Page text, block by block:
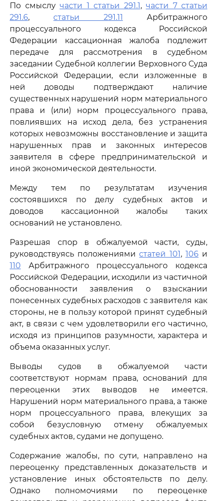
По смыслу части 1 статьи 291.1, части 7 статьи
291.6,статьи 291.11 Арбитражного
процессуального кодекса Российской
Федерации кассационная жалоба подлежит
передаче для рассмотрения в судебном
заседании Судебной коллегии Верховного Суда
Российской Федерации, если изложенные в
ней доводы подтверждают наличие
существенных нарушений норм материального
права и (или) норм процессуального права,
повлиявших на исход дела, без устранения
которых невозможны восстановление и защита
нарушенных прав и законных интересов
заявителя в сфере предпринимательской и
иной экономической деятельности.
Между тем по результатам изучения
состоявшихся по делу судебных актов и
доводов кассационной жалобы таких
оснований не установлено.
Разрешая спор в обжалуемой части, суды,
руководствуясь положениямистатей 101, 106и
110 Арбитражного процессуального кодекса
Российской Федерации, исходили из частичной
обоснованности заявления о взыскании
понесенных судебных расходов с заявителя как
стороны, не в пользу которой принят судебный
акт, в связи с чем удовлетворили его частично,
исходя из принципов разумности, характера и
объема оказанных услуг.
Выводы судов в обжалуемой части
соответствуют нормам права, оснований для
переоценки этих выводов не имеется.
Нарушений норм материального права, а также
норм процессуального права, влекущих за
собой безусловную отмену обжалуемых
судебных актов, судами не допущено.
Содержание жалобы, по сути, направлено на
переоценку представленных доказательств и
установление иных обстоятельств по делу.
Однако полномочиями по переоценке